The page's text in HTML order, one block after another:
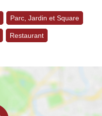
Parc, Jardin et Square
Restaurant